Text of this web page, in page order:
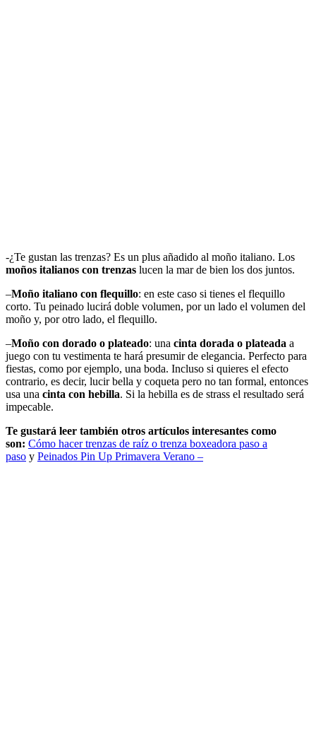
-¿Te gustan las trenzas? Es un plus añadido al moño italiano. Los
moños italianos con trenzas lucen la mar de bien los dos juntos.
–Moño italiano con flequillo: en este caso si tienes el flequillo
corto. Tu peinado lucirá doble volumen, por un lado el volumen del
moño y, por otro lado, el flequillo.
–Moño con dorado o plateado: una cinta dorada o plateada a
juego con tu vestimenta te hará presumir de elegancia. Perfecto para
fiestas, como por ejemplo, una boda. Incluso si quieres el efecto
contrario, es decir, lucir bella y coqueta pero no tan formal, entonces
usa una cinta con hebilla. Si la hebilla es de strass el resultado será
impecable.
Te gustará leer también otros artículos interesantes como
son: Cómo hacer trenzas de raíz o trenza boxeadora paso a
paso y Peinados Pin Up Primavera Verano –